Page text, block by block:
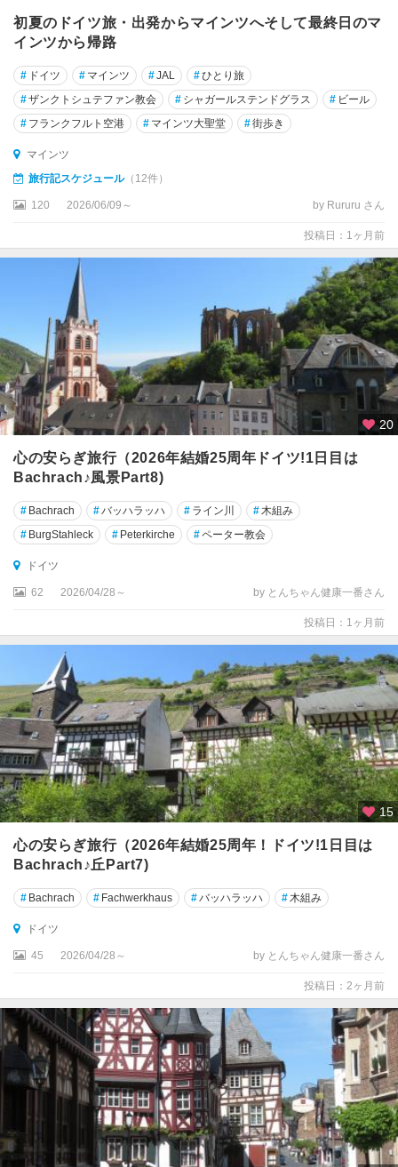
ュ
ッ
セ
ル
ド
ル
★
ド
ュ
ル
ン
ベ
ル
ク
★
イ
デ
ベ
ル
★
ュ
ッ
セ
ン
★
フ
ラ
ク
フ
ル
ト
ベ
リ
ミ
ヘ
ン
初夏のドイツ旅・出発からマインツへそして最終日のマ
インツから帰路
# ドイツ # マインツ #JAL #ひとり旅
#ザンクトシュテファン教会 # シャガールステンドグラス # ビール
# フランクフルト空港 # マインツ大聖堂 #街歩き
マインツ
旅行記スケジュール（12件）
120 2026/06/09～ by Rururu さん
投稿日：1ヶ月前
20
心の安らぎ旅行（2026年結婚25周年ドイツ!1日目は
Bachrach♪風景Part8)
# Bachrach #バッハラッハ # ライン川 #木組み
# BurgStahleck # Peterkirche #ペーター教会
ドイツ
62 2026/04/28～ by とんちゃん健康一番さん
投稿日：1ヶ月前
15
心の安らぎ旅行（2026年結婚25周年！ドイツ!1日目は
Bachrach♪丘Part7)
# Bachrach # Fachwerkhaus #バッハラッハ #木組み
ドイツ
45 2026/04/28～ by とんちゃん健康一番さん
投稿日：2ヶ月前